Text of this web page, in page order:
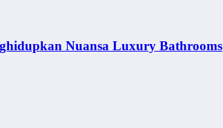
Nuansa Luxury Bathrooms